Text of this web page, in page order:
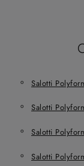
Salotti
Salotti
Salotti
Salotti